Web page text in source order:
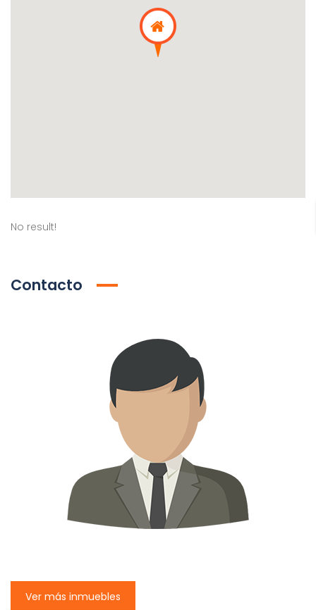
No result!
Contacto
Ver más inmuebles